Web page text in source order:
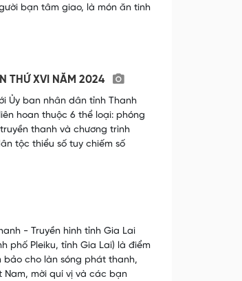
bạn tâm giao, là món ăn tinh
THỨ XVI NĂM 2024
Ủy ban nhân dân tỉnh Thanh
hoan thuộc 6 thể loại: phóng
thanh và chương trình
tộc thiểu số tuy chiếm số
- Truyền hình tỉnh Gia Lai
phố Pleiku, tỉnh Gia Lai) là điểm
bảo cho làn sóng phát thanh,
Nam, mời quí vị và các bạn